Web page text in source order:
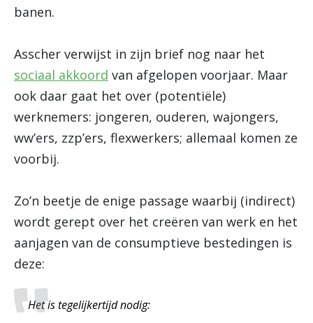
banen.
Asscher verwijst in zijn brief nog naar het
sociaal akkoord van afgelopen voorjaar. Maar
ook daar gaat het over (potentiële)
werknemers: jongeren, ouderen, wajongers,
ww’ers, zzp’ers, flexwerkers; allemaal komen ze
voorbij.
Zo’n beetje de enige passage waarbij (indirect)
wordt gerept over het creëren van werk en het
aanjagen van de consumptieve bestedingen is
deze:
Het is tegelijkertijd nodig: